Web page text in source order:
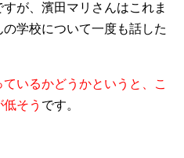
が、濱田マリさんはこれま
学校について一度も話した
いるかどうかというと、こ
そう です。